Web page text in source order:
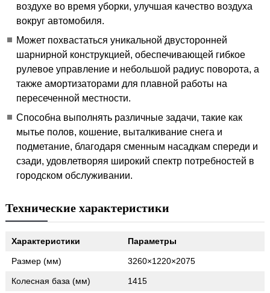
воздухе во время уборки, улучшая качество воздуха
вокруг автомобиля.
Может похвастаться уникальной двусторонней
шарнирной конструкцией, обеспечивающей гибкое
рулевое управление и небольшой радиус поворота, а
также амортизаторами для плавной работы на
пересеченной местности.
Способна выполнять различные задачи, такие как
мытье полов, кошение, выталкивание снега и
подметание, благодаря сменным насадкам спереди и
сзади, удовлетворяя широкий спектр потребностей в
городском обслуживании.
Технические характеристики
Характеристики Параметры
Размер (мм) 3260×1220×2075
Колесная база (мм) 1415